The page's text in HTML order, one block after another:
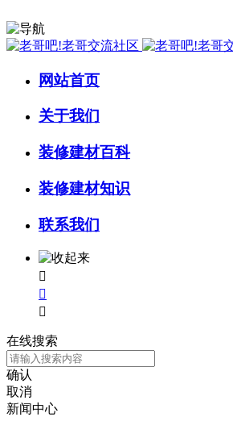
网站首页
关于我们
装修建材百科
装修建材知识
联系我们



在线搜索
确认
取消
新闻中心